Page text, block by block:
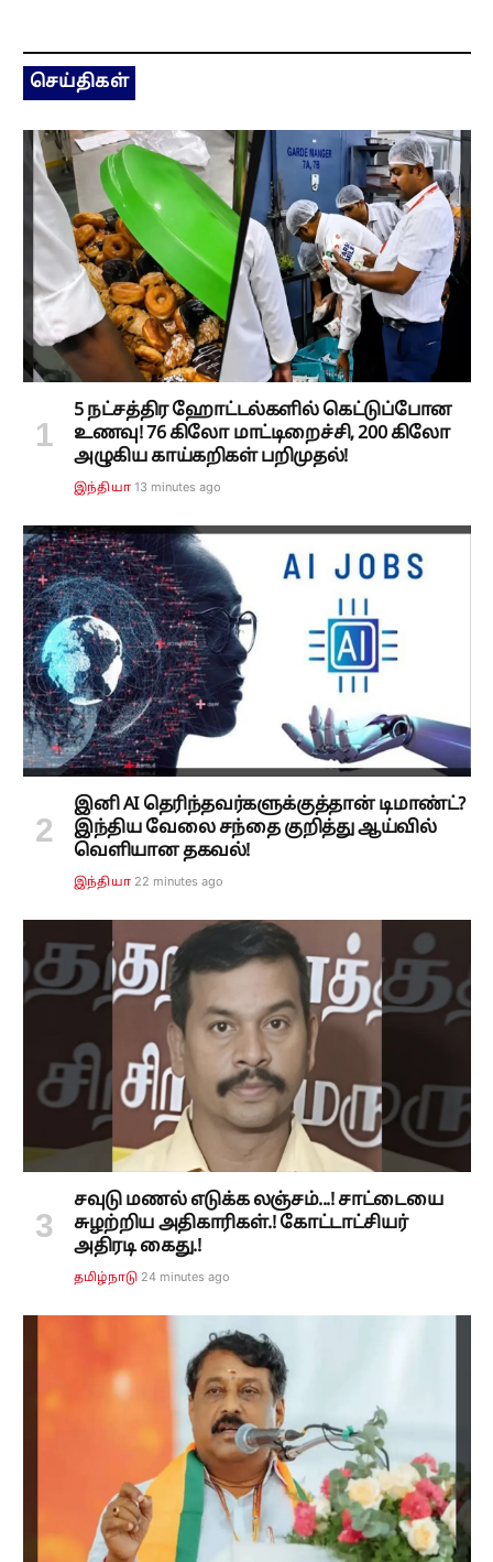
செய்திகள்
5 நட்சத்திர ஹோட்டல்களில் கெட்டுப்போன
உணவு! 76 கிலோ மாட்டிறைச்சி, 200 கிலோ
அழுகிய காய்கறிகள் பறிமுதல்!
இந்தியா 13 minutes ago
இனி AI தெரிந்தவர்களுக்குத்தான் டிமாண்ட்?
இந்திய வேலை சந்தை குறித்து ஆய்வில்
வெளியான தகவல்!
இந்தியா 22 minutes ago
சவுடு மணல் எடுக்க லஞ்சம்...! சாட்டையை
சுழற்றிய அதிகாரிகள்.! கோட்டாட்சியர்
அதிரடி கைது.!
தமிழ்நாடு 24 minutes ago